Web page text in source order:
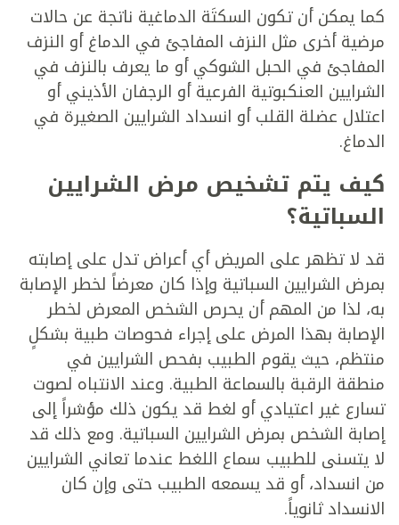
كما يمكن أن تكون السكتَة الدماغية ناتجة عن حالات
مرضية أخرى مثل النزف المفاجئ في الدماغ أو النزف
المفاجئ في الحبل الشوكي أو ما يعرف بالنزف في
الشرايين العنكبوتية الفرعية أو الرجفان الأذيني أو
اعتلال عضلة القلب أو انسداد الشرايين الصغيرة في
الدماغ.
كيف يتم تشخيص مرض الشرايين
السباتية؟
قد لا تظهر على المريض أي أعراض تدل على إصابته
بمرض الشرايين السباتية وإذا كان معرضاً لخطر الإصابة
به، لذا من المهم أن يحرص الشخص المعرض لخطر
الإصابة بهذا المرض على إجراء فحوصات طبية بشكلٍ
منتظم، حيث يقوم الطبيب بفحص الشرايين في
منطقة الرقبة بالسماعة الطبية. وعند الانتباه لصوت
تسارع غير اعتيادي أو لغط قد يكون ذلك مؤشراً إلى
إصابة الشخص بمرض الشرايين السباتية. ومع ذلك قد
لا يتسنى للطبيب سماع اللغط عندما تعاني الشرايين
من انسداد، أو قد يسمعه الطبيب حتى وإن كان
الانسداد ثانوياً.